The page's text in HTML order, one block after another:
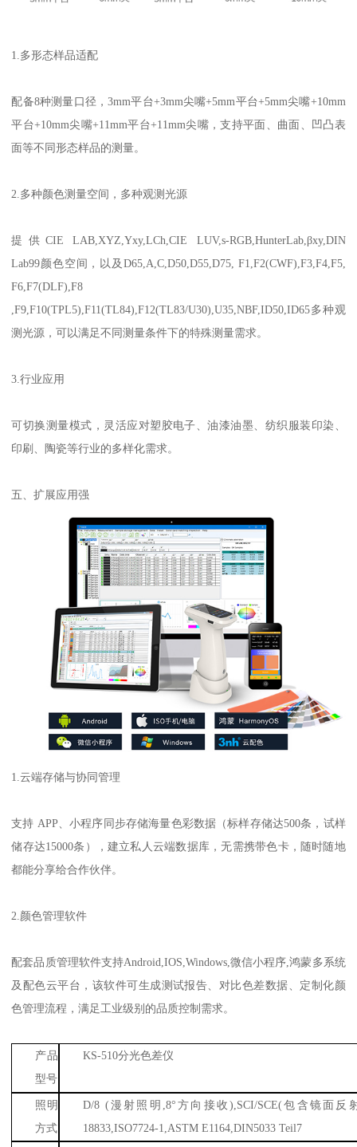
1.多形态样品适配
配备8种测量口径，3mm平台+3mm尖嘴+5mm平台+5mm尖嘴+10mm
平台+10mm尖嘴+11mm平台+11mm尖嘴，支持平面、曲面、凹凸表
面等不同形态样品的测量。
2.多种颜色测量空间，多种观测光源
提供 CIE LAB,XYZ,Yxy,LCh,CIE LUV,s-RGB,HunterLab,βxy,DIN
Lab99颜色空间，以及 D65,A,C,D50,D55,D75, F1,F2(CWF),F3,F4,F5,
F6,F7(DLF),F8
,F9,F10(TPL5),F11(TL84),F12(TL83/U30),U35,NBF,ID50,ID65多种观
测光源，可以满足不同测量条件下的特殊测量需求。
3.行业应用
可切换测量模式，灵活应对塑胶电子、油漆油墨、纺织服装印染、
印刷、陶瓷等行业的多样化需求。
五、扩展应用强
1.云端存储与协同管理
支持 APP 、小程序同步存储海量色彩数据（标样存储达500条，试样
储存达15000条），建立私人云端数据库，无需携带色卡，随时随地
都能分享给合作伙伴。
2. 颜色管理软件
配套品质管理软件支持Android,IOS,Windows, 微信小程序 ,鸿蒙多系统
及配色云平台，该软件可生成测试报告、对比色差数据、定制化颜
色管理流程，满足工业级别的品质控制需求。
产品
型号
KS-510分光色差仪
照明
方式
D/8 ( 漫射照明 ,8°方向接收),SCI/SCE( 包含镜面反
18833,ISO7724-1,ASTM E1164,DIN5033 Teil7